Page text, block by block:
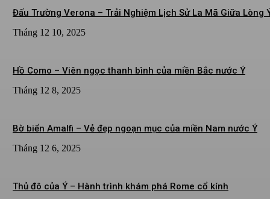
Đấu Trường Verona – Trải Nghiệm Lịch Sử La Mã Giữa Lòng
Tháng 12 10, 2025
Hồ Como – Viên ngọc thanh bình của miền Bắc nước Ý
Tháng 12 8, 2025
Bờ biển Amalfi – Vẻ đẹp ngoạn mục của miền Nam nước Ý
Tháng 12 6, 2025
Thủ đô của Ý – Hành trình khám phá Rome cổ kính